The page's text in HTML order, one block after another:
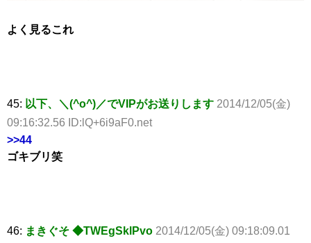
よく見るこれ
45: 以下、＼(^o^)／でVIPがお送りします 2014/12/05(金)
09:16:32.56 ID:lQ+6i9aF0.net
>>44
ゴキブリ笑
46: まきぐそ ◆TWEgSklPvo 2014/12/05(金) 09:18:09.01